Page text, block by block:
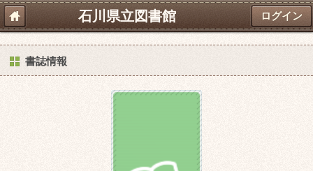
石川県立図書館 ログイン
書誌情報